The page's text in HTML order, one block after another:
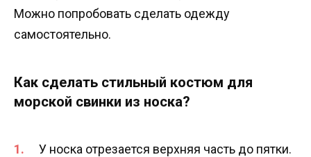
Можно попробовать сделать одежду
самостоятельно.
Как сделать стильный костюм для
морской свинки из носка?
У носка отрезается верхняя часть до пятки.